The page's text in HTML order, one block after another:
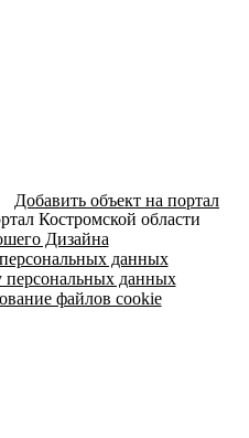
Добавить объект на портал
Костромской области
Дизайна
данных
персональных данных
файлов cookie